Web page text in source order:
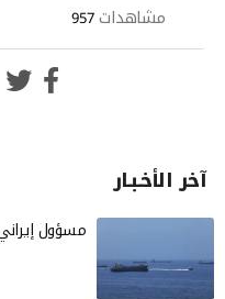
مشاهدات957
آخر الأخـبـار
مسؤول